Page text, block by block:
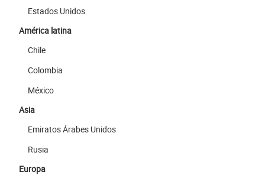
Estados Unidos
América latina
Chile
Colombia
México
Asia
Emiratos Árabes Unidos
Rusia
Europa